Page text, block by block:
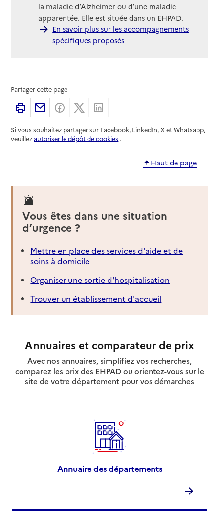
la maladie d’Alzheimer ou d’une maladie
apparentée. Elle est située dans un EHPAD.
En savoir plus sur les accompagnements
spécifiques proposés
Partager cette page
ImprimerPartager par email
Partager sur Facebook
Partager sur X
Si vous souhaitez partager sur Facebook, LinkedIn, X et Whatsapp,
veuillezautoriser le dépôt de cookies .
Haut de page
Vous êtes dans une situation
d’urgence ?
Mettre en place des services d'aide et de
soins à domicile
Organiser une sortie d'hospitalisation
Trouver un établissement d'accueil
Annuaires et comparateur de prix
Avec nos annuaires, simplifiez vos recherches,
comparez les prix des EHPAD ou orientez-vous sur le
site de votre département pour vos démarches
Annuaire des départements